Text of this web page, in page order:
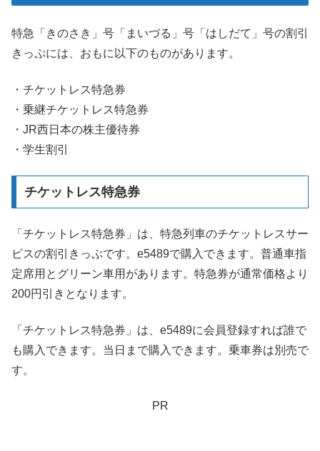
特急「きのさき」号「まいづる」号「はしだて」号の割引
きっぷには、おもに以下のものがあります。
・チケットレス特急券
・乗継チケットレス特急券
・JR西日本の株主優待券
・学生割引
チケットレス特急券
「チケットレス特急券」は、特急列車のチケットレスサー
ビスの割引きっぷです。e5489で購入できます。普通車指
定席用とグリーン車用があります。特急券が通常価格より
200円引きとなります。
「チケットレス特急券」は、e5489に会員登録すれば誰で
も購入できます。当日まで購入できます。乗車券は別売で
す。
PR